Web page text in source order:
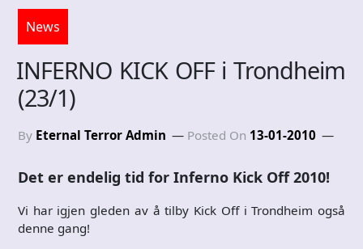
News
INFERNO KICK OFF i Trondheim
(23/1)
By Eternal Terror Admin Posted On 13-01-2010
Det er endelig tid for Inferno Kick Off 2010!
Vi har igjen gleden av å tilby Kick Off i Trondheim også
denne gang!